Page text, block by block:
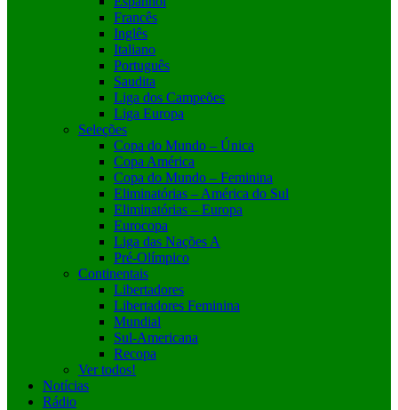
Francês
Inglês
Italiano
Português
Saudita
Liga dos Campeões
Liga Europa
Seleções
Copa do Mundo – Única
Copa América
Copa do Mundo – Feminina
Eliminatórias – América do Sul
Eliminatórias – Europa
Eurocopa
Liga das Nações A
Pré-Olímpico
Continentais
Libertadores
Libertadores Feminina
Mundial
Sul-Americana
Recopa
Ver todos!
Notícias
Rádio